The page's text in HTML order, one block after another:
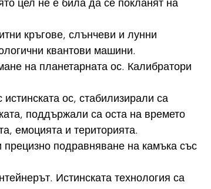
цел не е била да се покланят на
кръгове, слънчеви и лунни
квантови машини.
на планетарната ос. Калибратори
ос, стабилизирали са
поддържали са оста на времето
емоцията и територията.
прецизно подравняване на камъка със
Истинската технология са